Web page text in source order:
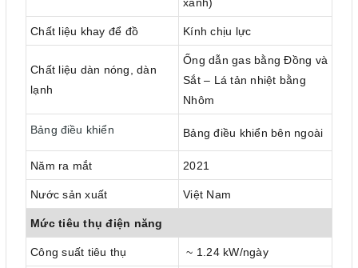
Chất liệu khay để đồ Kính chịu lực
Chất liệu dàn nóng, dàn
lạnh
Ống dẫn gas bằng Đồng và
Sắt – Lá tản nhiệt bằng
Nhôm
Bảng điều khiển Bảng điều khiển bên ngoài
Năm ra mắt 2021
Nước sản xuất Việt Nam
Mức tiêu thụ điện năng
Công suất tiêu thụ ~ 1.24 kW/ngày